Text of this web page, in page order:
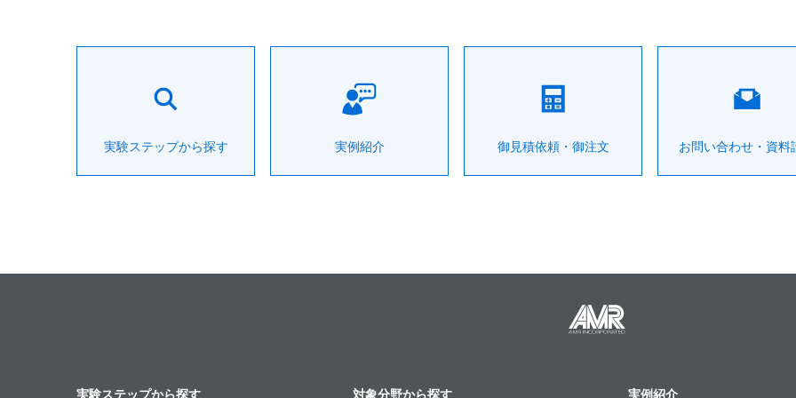
実験ステップから探す 実例紹介 御見積依頼・御注文 お問い合わせ・資料
実験ステップから探す 対象分野から探す 実例紹介